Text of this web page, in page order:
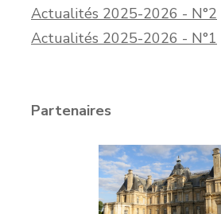
Actualités 2025-2026 - N°2
Actualités 2025-2026 - N°1
Partenaires